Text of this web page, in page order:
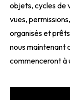
objets, cycles de
vues,
organisés et
nous maintenant
commenceront à